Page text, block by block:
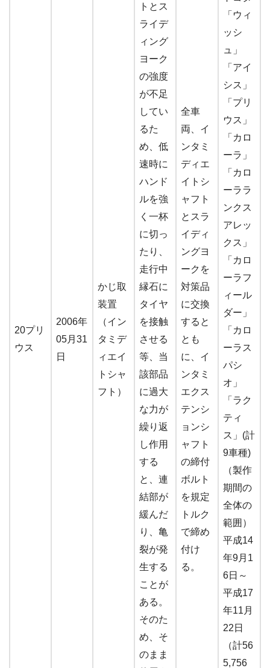
20プリ
ウス
2006年
05月31
日
かじ取
装置
（イン
タミデ
ィエイ
トシャ
フト）
トとス
ライデ
ィング
ヨーク
の強度
が不足
してい
るた
め、低
速時に
ハンド
ルを強
く一杯
に切っ
たり、
走行中
縁石に
タイヤ
を接触
させる
等、当
該部品
に過大
な力が
繰り返
し作用
する
と、連
結部が
緩んだ
り、亀
裂が発
生する
ことが
ある。
そのた
め、そ
のまま
全車
両、イ
ンタミ
ディエ
イトシ
ャフト
とスラ
イディ
ングヨ
ークを
対策品
に交換
すると
とも
に、イ
ンタミ
エクス
テンシ
ョンシ
ャフト
の締付
ボルト
を規定
トルク
で締め
付け
る。
「ウィ
ッシ
ュ」
「アイ
シス」
「プリ
ウス」
「カロ
ーラ」
「カロ
ーララ
ンクス
アレッ
クス」
「カロ
ーラフ
ィール
ダー」
「カロ
ーラス
パシ
オ」
「ラク
ティ
ス」(計
9車種)
（製作
期間の
全体の
範囲）
平成14
年9月1
6日～
平成17
年11月
22日
（計56
5,756